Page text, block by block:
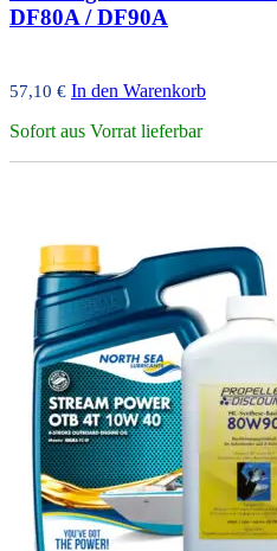
DF80A / DF90A
57,10 € In den Warenkorb
Sofort aus Vorrat lieferbar